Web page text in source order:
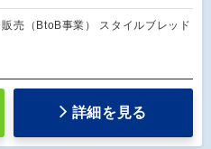
売（BtoB事業） スタイルブレッド
詳細を見る